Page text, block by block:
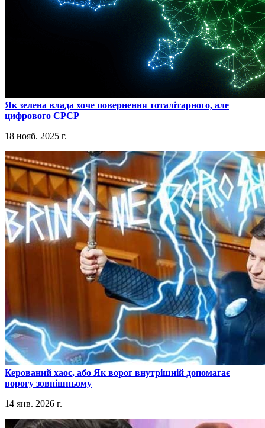
​Як зелена влада хоче повернення тоталітарного, але
цифрового СРСР
18 нояб. 2025 г.
​Керований хаос, або Як ворог внутрішній допомагає
ворогу зовнішньому
14 янв. 2026 г.